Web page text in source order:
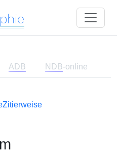
ADB NDB-online
Zitierweise